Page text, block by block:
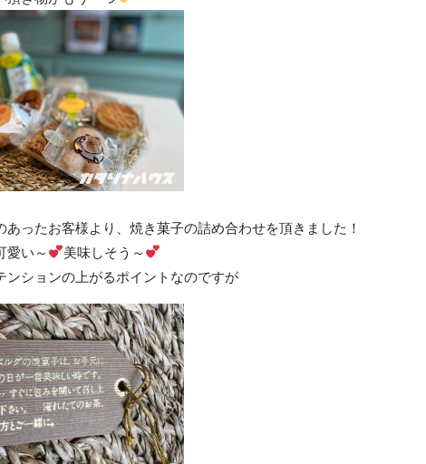
あったお客様より、焼き菓子の詰め合わせを頂きました！
愛い～
美味しそう～
ンションの上がるポイントなのですが